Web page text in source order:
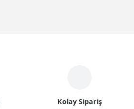
Kolay Sipariş